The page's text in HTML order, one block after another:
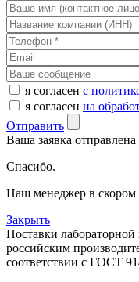
я согласен с
я согласен на
Отправить
Ваша заявка отправлена
Спасибо.
Наш менеджер в скором
Закрыть
Поставки
российским
соответствии с ГОСТ